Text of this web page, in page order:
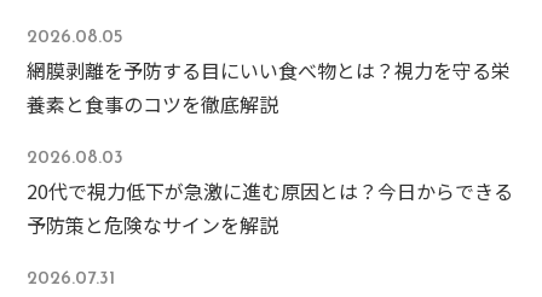
2026.08.05
網膜剥離を予防する目にいい食べ物とは？視力を守る栄
養素と食事のコツを徹底解説
2026.08.03
20代で視力低下が急激に進む原因とは？今日からできる
予防策と危険なサインを解説
2026.07.31